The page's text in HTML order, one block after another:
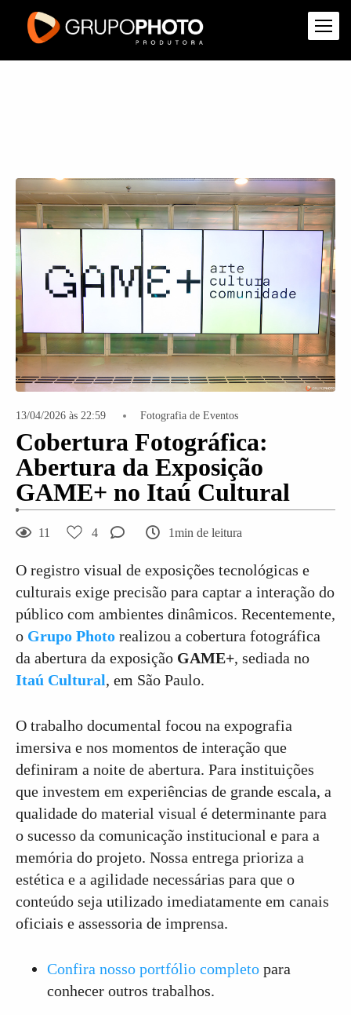
13/04/2026 às 22:59 Fotografia de Eventos
Cobertura Fotográfica:
Abertura da Exposição
GAME+ no Itaú Cultural
11 4 1min de leitura
O registro visual de exposições tecnológicas e
culturais exige precisão para captar a interação do
público com ambientes dinâmicos. Recentemente,
o Grupo Photo realizou a cobertura fotográfica
da abertura da exposição GAME+, sediada no
Itaú Cultural, em São Paulo.
O trabalho documental focou na expografia
imersiva e nos momentos de interação que
definiram a noite de abertura. Para instituições
que investem em experiências de grande escala, a
qualidade do material visual é determinante para
o sucesso da comunicação institucional e para a
memória do projeto. Nossa entrega prioriza a
estética e a agilidade necessárias para que o
conteúdo seja utilizado imediatamente em canais
oficiais e assessoria de imprensa.
Confira nosso portfólio completo para
conhecer outros trabalhos.